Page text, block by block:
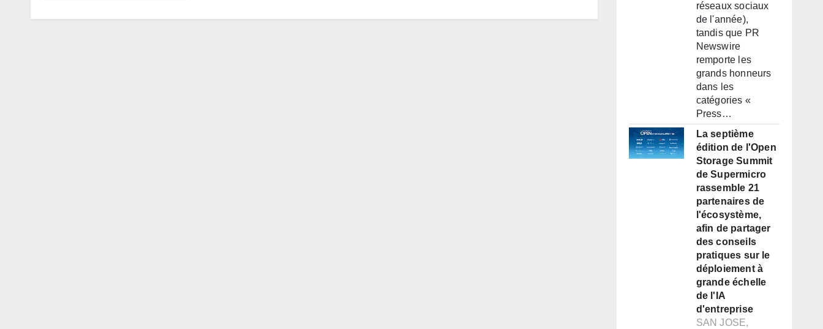
réseaux sociaux
de l'année),
tandis que PR
Newswire
remporte les
grands honneurs
dans les
catégories «
Press…
La septième
édition de l'Open
Storage Summit
de Supermicro
rassemble 21
partenaires de
l'écosystème,
afin de partager
des conseils
pratiques sur le
déploiement à
grande échelle
de l'IA
d'entreprise
SAN JOSE,